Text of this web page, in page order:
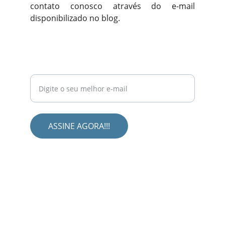
contato conosco através do e-mail
disponibilizado no blog.
ASSINE AGORA!!!